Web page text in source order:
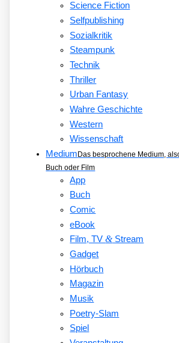
Science Fiction
Selfpublishing
Sozialkritik
Steampunk
Technik
Thriller
Urban Fantasy
Wahre Geschichte
Western
Wissenschaft
MediumDas besprochene Medium,
Buch oder Film
App
Buch
Comic
eBook
Film, TV&Stream
Gadget
Hörbuch
Magazin
Musik
Poetry-Slam
Spiel